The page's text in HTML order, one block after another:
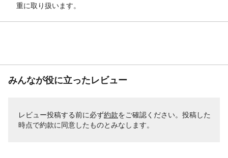
重に取り扱います。
みんなが役に立ったレビュー
レビュー投稿する前に必ず約款をご確認ください。投稿した
時点で約款に同意したものとみなします。